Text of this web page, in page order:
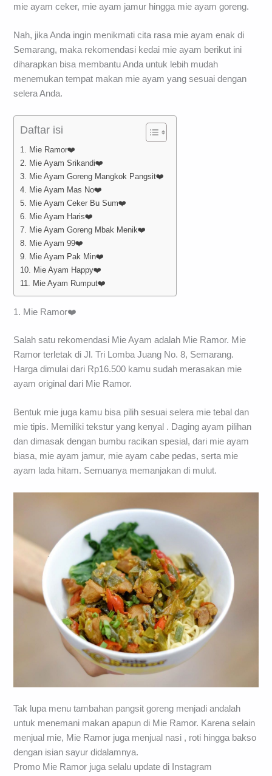
mie ayam ceker, mie ayam jamur hingga mie ayam goreng.
Nah, jika Anda ingin menikmati cita rasa mie ayam enak di
Semarang, maka rekomendasi kedai mie ayam berikut ini
diharapkan bisa membantu Anda untuk lebih mudah
menemukan tempat makan mie ayam yang sesuai dengan
selera Anda.
Daftar isi
1. Mie Ramor❤️
2. Mie Ayam Srikandi❤️
3. Mie Ayam Goreng Mangkok Pangsit❤️
4. Mie Ayam Mas No❤️
5. Mie Ayam Ceker Bu Sum❤️
6. Mie Ayam Haris❤️
7. Mie Ayam Goreng Mbak Menik❤️
8. Mie Ayam 99❤️
9. Mie Ayam Pak Min❤️
10. Mie Ayam Happy❤️
11. Mie Ayam Rumput❤️
1. Mie Ramor❤️
Salah satu rekomendasi Mie Ayam adalah Mie Ramor. Mie
Ramor terletak di Jl. Tri Lomba Juang No. 8, Semarang.
Harga dimulai dari Rp16.500 kamu sudah merasakan mie
ayam original dari Mie Ramor.
Bentuk mie juga kamu bisa pilih sesuai selera mie tebal dan
mie tipis. Memiliki tekstur yang kenyal . Daging ayam pilihan
dan dimasak dengan bumbu racikan spesial, dari mie ayam
biasa, mie ayam jamur, mie ayam cabe pedas, serta mie
ayam lada hitam. Semuanya memanjakan di mulut.
Tak lupa menu tambahan pangsit goreng menjadi andalah
untuk menemani makan apapun di Mie Ramor. Karena selain
menjual mie, Mie Ramor juga menjual nasi , roti hingga bakso
dengan isian sayur didalamnya.
Promo Mie Ramor juga selalu update di Instagram